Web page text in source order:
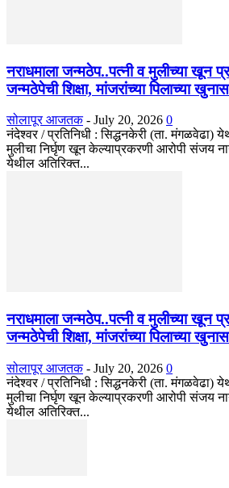
नराधमाला जन्मठेप..पत्नी व मुलीच्या खून
जन्मठेपेची शिक्षा, मांजरांच्या पिलाच्या
सोलापूर आजतक - July 20, 2026 0
नंदेश्वर / प्रतिनिधी : सिद्धनकेरी (ता. मंगळवेढा)
मुलीचा निर्घृण खून केल्याप्रकरणी आरोपी संजय
येथील अतिरिक्त...
नराधमाला जन्मठेप..पत्नी व मुलीच्या खून
जन्मठेपेची शिक्षा, मांजरांच्या पिलाच्या
सोलापूर आजतक - July 20, 2026 0
नंदेश्वर / प्रतिनिधी : सिद्धनकेरी (ता. मंगळवेढा)
मुलीचा निर्घृण खून केल्याप्रकरणी आरोपी संजय
येथील अतिरिक्त...